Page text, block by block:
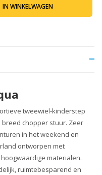
IN WINKELWAGEN
tweewiel-kinderstep
breed chopper stuur. Zeer
in het weekend en
ontworpen met
materialen.
ruimtebesparend en